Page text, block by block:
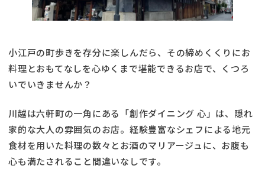
小江戸の町歩きを存分に楽しんだら、その締めくくりにお
料理とおもてなしを心ゆくまで堪能できるお店で、くつろ
いでいきませんか？
川越は六軒町の一角にある「創作ダイニング 心」は、隠れ
家的な大人の雰囲気のお店。経験豊富なシェフによる地元
食材を用いた料理の数々とお酒のマリアージュに、お腹も
心も満たされること間違いなしです。